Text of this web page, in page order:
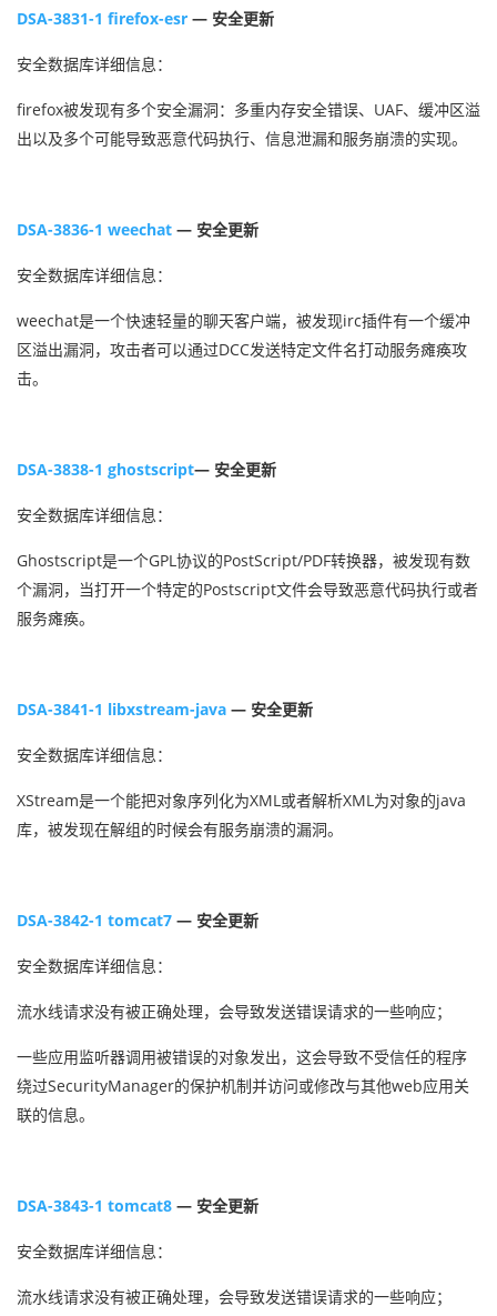
DSA-3831-1 firefox-esr — 安全更新
安全数据库详细信息：
firefox被发现有多个安全漏洞：多重内存安全错误、UAF、缓冲区溢
出以及多个可能导致恶意代码执行、信息泄漏和服务崩溃的实现。
DSA-3836-1 weechat — 安全更新
安全数据库详细信息：
weechat是一个快速轻量的聊天客户端，被发现irc插件有一个缓冲
区溢出漏洞，攻击者可以通过DCC发送特定文件名打动服务瘫痪攻
击。
DSA-3838-1 ghostscript— 安全更新
安全数据库详细信息：
Ghostscript是一个GPL协议的PostScript/PDF转换器，被发现有数
个漏洞，当打开一个特定的Postscript文件会导致恶意代码执行或者
服务瘫痪。
DSA-3841-1 libxstream-java — 安全更新
安全数据库详细信息：
XStream是一个能把对象序列化为XML或者解析XML为对象的java
库，被发现在解组的时候会有服务崩溃的漏洞。
DSA-3842-1 tomcat7 — 安全更新
安全数据库详细信息：
流水线请求没有被正确处理，会导致发送错误请求的一些响应；
一些应用监听器调用被错误的对象发出，这会导致不受信任的程序
绕过SecurityManager的保护机制并访问或修改与其他web应用关
联的信息。
DSA-3843-1 tomcat8 — 安全更新
安全数据库详细信息：
流水线请求没有被正确处理，会导致发送错误请求的一些响应；